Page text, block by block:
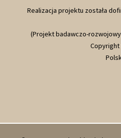
Realizacja projektu została
(Projekt badawczo-rozwojowy